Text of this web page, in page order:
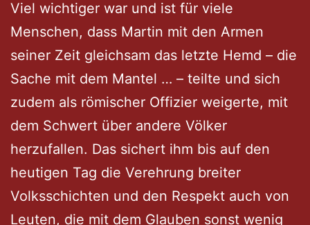
Viel wichtiger war und ist für viele
Menschen, dass Martin mit den Armen
seiner Zeit gleichsam das letzte Hemd – die
Sache mit dem Mantel … – teilte und sich
zudem als römischer Offizier weigerte, mit
dem Schwert über andere Völker
herzufallen. Das sichert ihm bis auf den
heutigen Tag die Verehrung breiter
Volksschichten und den Respekt auch von
Leuten, die mit dem Glauben sonst wenig